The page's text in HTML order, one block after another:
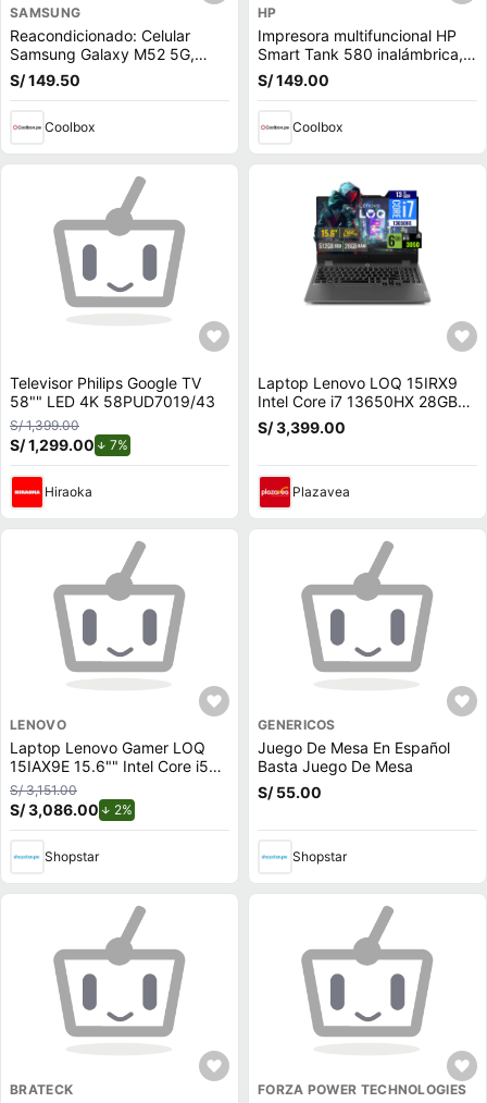
SAMSUNG
Reacondicionado: Celular
Samsung Galaxy M52 5G,
128GB, 6GB RAM, cámara
trasera 64MP y frontal 32MP,
S/ 149.50
Coolbox
HP
Impresora multifuncional HP
Smart Tank 580 inalámbrica,
wifi, con tanques de tinta
S/ 149.00
Coolbox
Televisor Philips Google TV
58"" LED 4K 58PUD7019/43
S/ 1,399.00
S/ 1,299.00 7%
Hiraoka
Laptop Lenovo LOQ 15IRX9
Intel Core i7 13650HX 28GB
RAM 512GB SSD 6GB RTX
3050 15.6 FHD
S/ 3,399.00
Plazavea
LENOVO
Laptop Lenovo Gamer LOQ
15IAX9E 15.6"" Intel Core i5
512GB SSD 8GB NVIDIA
RTX2050
S/ 3,151.00
S/ 3,086.00 2%
Shopstar
GENERICOS
Juego De Mesa En Español
Basta Juego De Mesa
S/ 55.00
Shopstar
BRATECK FORZA POWER TECHNOLOGIES